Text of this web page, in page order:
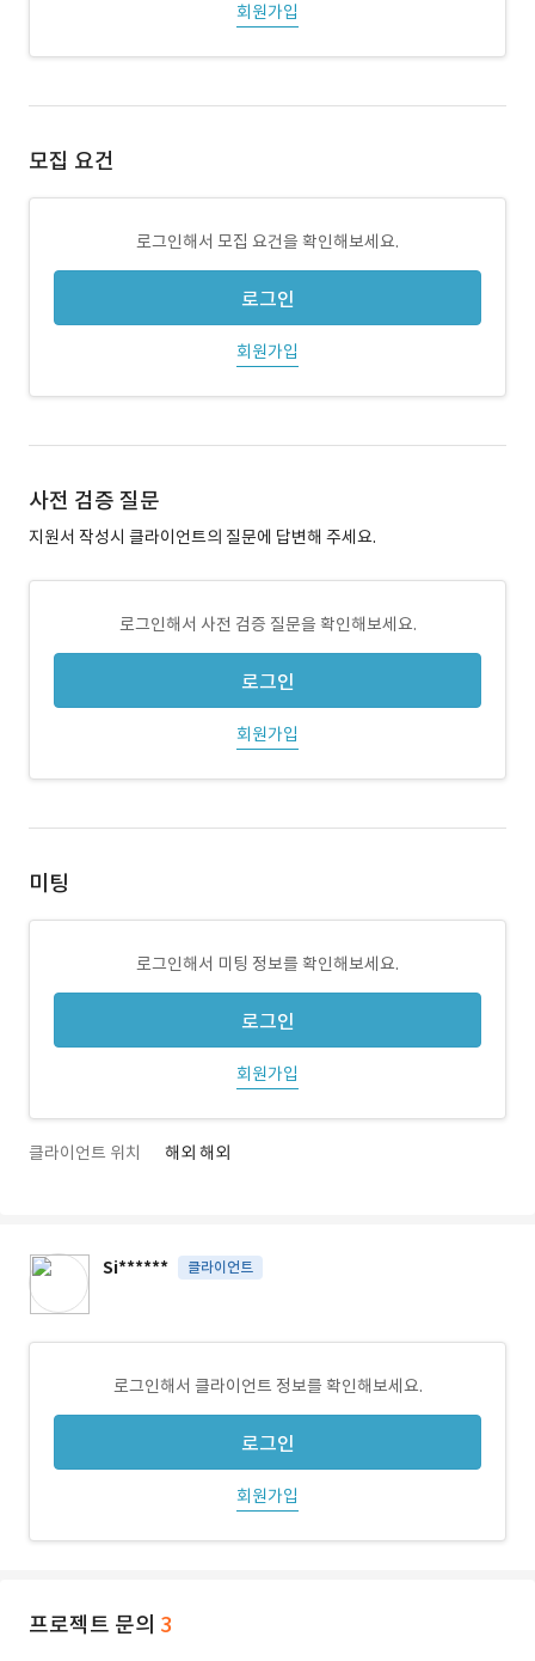
회원가입
모집 요건
로그인해서 모집 요건을 확인해보세요.
로그인
회원가입
사전 검증 질문
지원서 작성시 클라이언트의 질문에 답변해 주세요.
로그인해서 사전 검증 질문을 확인해보세요.
로그인
회원가입
미팅
로그인해서 미팅 정보를 확인해보세요.
로그인
회원가입
클라이언트 위치 해외 해외
Si****** 클라이언트
로그인해서 클라이언트 정보를 확인해보세요.
로그인
회원가입
프로젝트 문의 3